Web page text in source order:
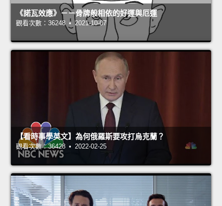
《諾瓦效應》－－骨牌般相依的好運與厄運
觀看次數：36248 • 2021-10-07
【看時事學英文】為何俄羅斯要攻打烏克蘭？
觀看次數：36428 • 2022-02-25